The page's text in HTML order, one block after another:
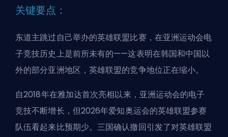
关键要点：
东道主跳过自己举办的英雄联盟比赛，在亚洲运动会电
子竞技历史上是前所未有的——这表明在韩国和中国以
外的部分亚洲地区，英雄联盟的竞争地位正在缩小。
自2018年在雅加达首次亮相以来，亚洲运动会的电子
竞技不断增长，但2026年爱知奥运会的英雄联盟参赛
队伍看起来比预期少。三国确认撤回引发了对英雄联盟